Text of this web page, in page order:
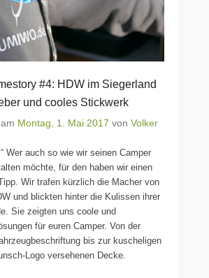
#4: HDW im Siegerland
und cooles Stickwerk
Montag, 1. Mai 2017 von Volker
Wer auch so wie wir seinen Camper
möchte, für den haben wir einen
Wir trafen kürzlich die Macher von
und blickten hinter die Kulissen ihrer
Sie zeigten uns coole und
für euren Camper. Von der
bis zur kuscheligen
Logo versehenen Decke.